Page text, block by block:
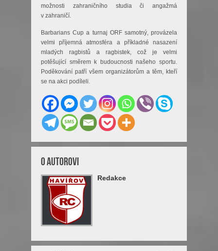
možnosti zahraničního studia či angažmá
v zahraničí.
Barbarians Cup a turnaj ORF samotný, provázela
velmi příjemná atmosféra a příkladné nasazení
mladých ragbistů a ragbistek, což je velmi
potěšující směrem k budoucnosti našeho sportu.
Poděkování patří všem organizátorům a těm, kteří
se na akci podíleli.
O Autorovi
Redakce